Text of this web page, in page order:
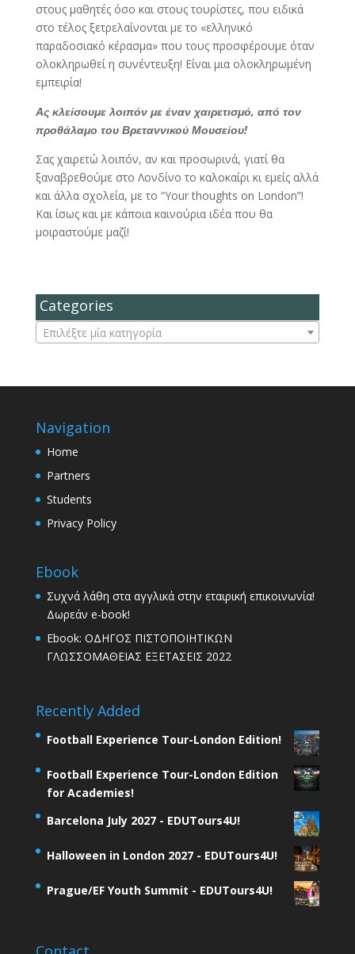
στους μαθητές όσο και στους τουρίστες, που ειδικά
στο τέλος ξετρελαίνονται με το «ελληνικό
παραδοσιακό κέρασμα» που τους προσφέρουμε όταν
ολοκληρωθεί η συνέντευξη! Είναι μια ολοκληρωμένη
εμπειρία!
Ας κλείσουμε λοιπόν με έναν χαιρετισμό, από τον
προθάλαμο του Βρεταννικού Μουσείου!
Σας χαιρετώ λοιπόν, αν και προσωρινά, γιατί θα
ξαναβρεθούμε στο Λονδίνο το καλοκαίρι κι εμείς αλλά
και άλλα σχολεία, με το “Your thoughts on London”!
Και ίσως και με κάποια καινούρια ιδέα που θα
μοιραστούμε μαζί!
Categories
Επιλέξτε μία κατηγορία
Navigation
Home
Partners
Students
Privacy Policy
Ebook
Συχνά λάθη στα αγγλικά στην εταιρική επικοινωνία!
Δωρεάν e-book!
Ebook: ΟΔΗΓΟΣ ΠΙΣΤΟΠΟΙΗΤΙΚΩΝ
ΓΛΩΣΣΟΜΑΘΕΙΑΣ ΕΞΕΤΑΣΕΙΣ 2022
Recently Added
Football Experience Tour-London Edition!
Football Experience Tour-London Edition
for Academies!
Barcelona July 2027 - EDUTours4U!
Halloween in London 2027 - EDUTours4U!
Prague/EF Youth Summit - EDUTours4U!